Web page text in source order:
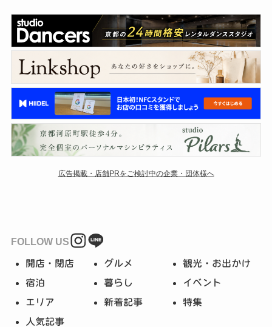
広告掲載・店舗PRをご検討中の企業・団体様へ
FOLLOW US
開店・閉店 グルメ 観光・お出かけ
宿泊 暮らし イベント
エリア 新着記事 特集
人気記事